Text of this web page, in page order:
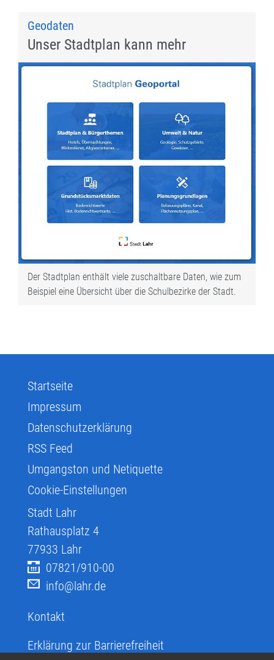
Geodaten
Unser Stadtplan kann mehr
Der Stadtplan enthält viele zuschaltbare Daten, wie zum
Beispiel eine Übersicht über die Schulbezirke der Stadt.
Startseite
Impressum
Datenschutzerklärung
RSS Feed
Umgangston und Netiquette
Cookie-Einstellungen
Stadt Lahr
Rathausplatz 4
77933 Lahr
07821/910-00
info@lahr.de
Kontakt
Erklärung zur Barrierefreiheit